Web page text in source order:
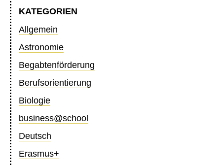
KATEGORIEN
Allgemein
Astronomie
Begabtenförderung
Berufsorientierung
Biologie
business@school
Deutsch
Erasmus+